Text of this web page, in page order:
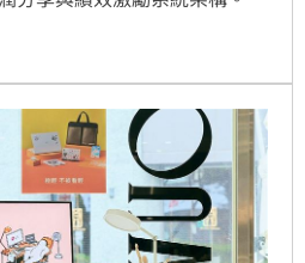
專家，但從企業經營角度來
」。